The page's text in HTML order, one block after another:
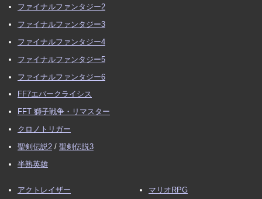
ファイナルファンタジー2
ファイナルファンタジー3
ファイナルファンタジー4
ファイナルファンタジー5
ファイナルファンタジー6
FF7エバークライシス
FFT 獅子戦争・リマスター
クロノトリガー
聖剣伝説2 / 聖剣伝説3
半熟英雄
アクトレイザー
マリオRPG